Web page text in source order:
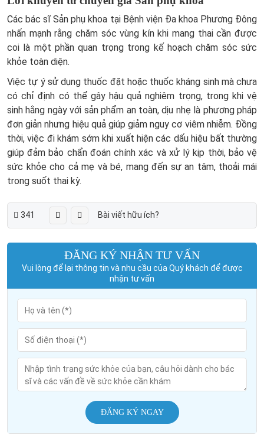
Các bác sĩ Sản phụ khoa tại Bệnh viện Đa khoa Phương Đông
nhấn mạnh rằng chăm sóc vùng kín khi mang thai cần được
coi là một phần quan trọng trong kế hoạch chăm sóc sức
khỏe toàn diện.
Việc tự ý sử dụng thuốc đặt hoặc thuốc kháng sinh mà chưa
có chỉ định có thể gây hậu quả nghiêm trọng, trong khi vệ
sinh hằng ngày với sản phẩm an toàn, dịu nhẹ là phương pháp
đơn giản nhưng hiệu quả giúp giảm nguy cơ viêm nhiễm. Đồng
thời, việc đi khám sớm khi xuất hiện các dấu hiệu bất thường
giúp đảm bảo chẩn đoán chính xác và xử lý kịp thời, bảo vệ
sức khỏe cho cả mẹ và bé, mang đến sự an tâm, thoải mái
trong suốt thai kỳ.
341 Bài viết hữu ích?
ĐĂNG KÝ NHẬN TƯ VẤN
Vui lòng để lại thông tin và nhu cầu của Quý khách để được
nhận tư vấn
ĐĂNG KÝ NGAY